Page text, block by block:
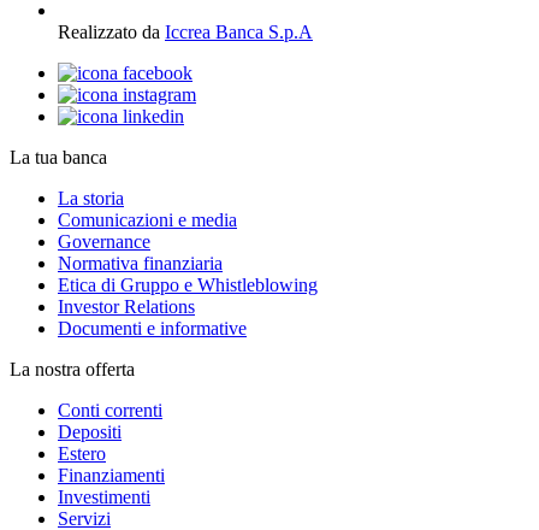
Realizzato da Iccrea Banca S.p.A
La tua banca
La storia
Comunicazioni e media
Governance
Normativa finanziaria
Etica di Gruppo e Whistleblowing
Investor Relations
Documenti e informative
La nostra offerta
Conti correnti
Depositi
Estero
Finanziamenti
Investimenti
Servizi